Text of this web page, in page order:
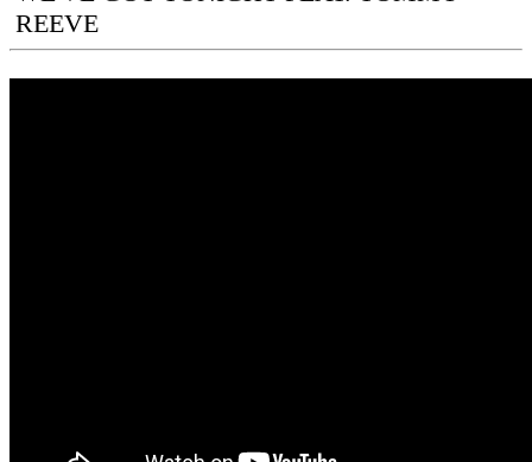
REEVE